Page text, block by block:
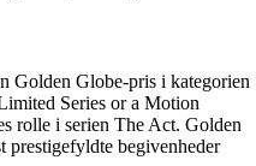
Golden Globe-pris i kategorien
Series or a Motion
rolle i serien The Act. Golden
prestigefyldte begivenheder